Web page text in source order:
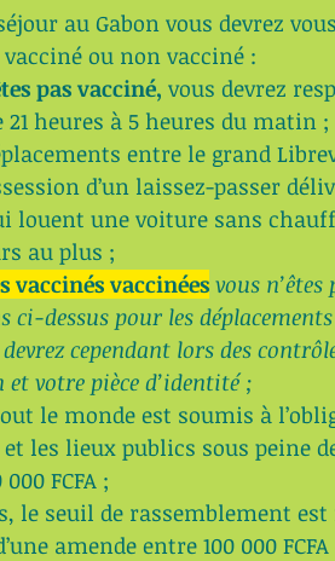
au Gabon vous devrez
vacciné ou non vacciné :
pas vacciné, vous devrez
21 heures à 5 heures du matin ;
entre le grand
d’un laissez-passer
louent une voiture sans
au plus ;
vaccinés vaccinées vous
ci-dessus pour les
cependant lors des
votre pièce d’identité ;
le monde est soumis à
les lieux publics sous peine
FCFA ;
le seuil de rassemblement est
amende entre 100 000 FCFA